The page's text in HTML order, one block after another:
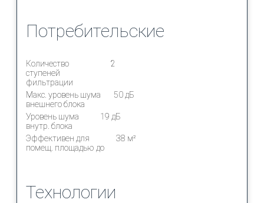
Потребительские
Количество
ступеней
фильтрации
2
Макс. уровень шума
внешнего блока
50 дБ
Уровень шума
внутр. блока
19 дБ
Эффективен для
помещ. площадью до
38 м²
Технологии